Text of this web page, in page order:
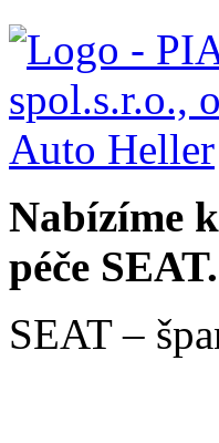
Nabízíme
péče SEAT.
SEAT –